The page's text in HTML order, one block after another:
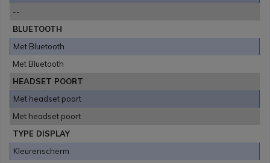
--
BLUETOOTH
Met Bluetooth
Met Bluetooth
HEADSET POORT
Met headset poort
Met headset poort
TYPE DISPLAY
Kleurenscherm